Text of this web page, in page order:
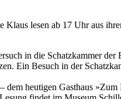
Klaus lesen ab 17 Uhr aus
in die Schatzkammer der
Ein Besuch in der
heutigen Gasthaus